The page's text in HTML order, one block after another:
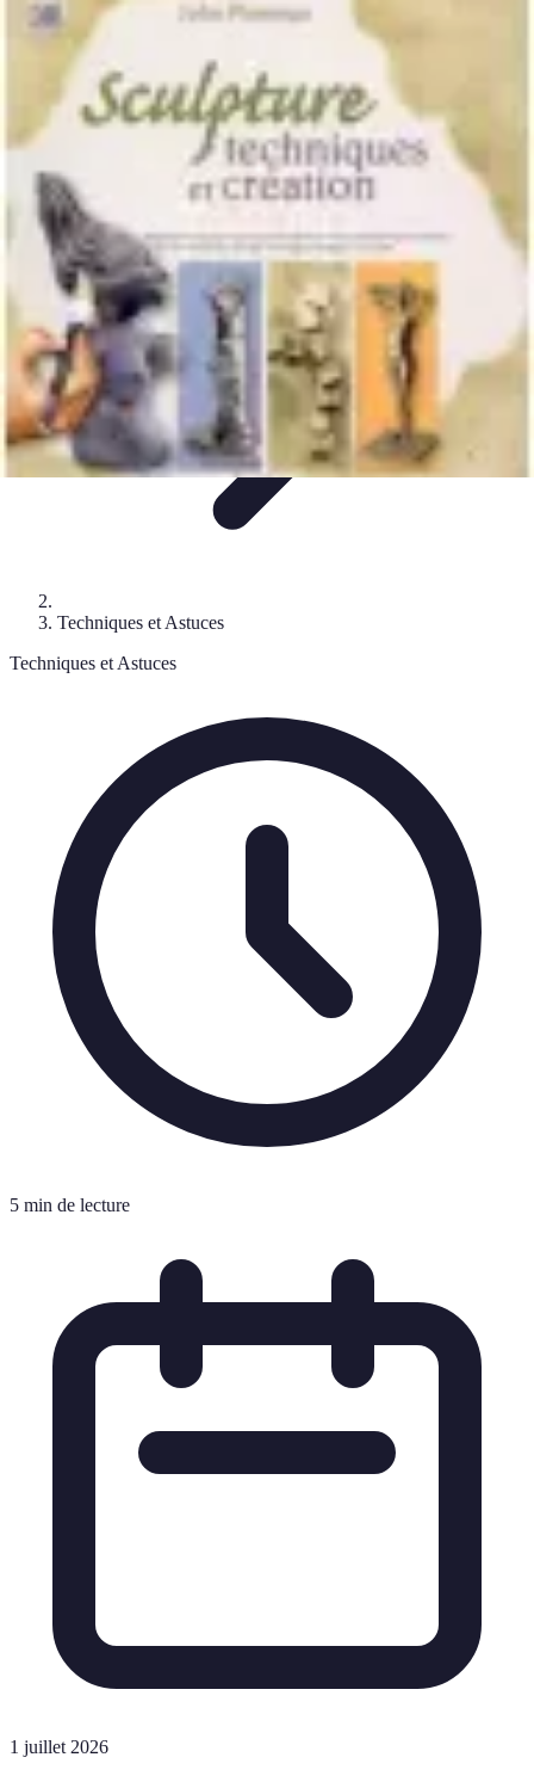
Astuces Rubik Cube
Astuces et Techniques
Techniques de Speedcubing
Techniques et Astuces
Astuces Rubik Cube
Techniques et Astuces
Techniques et Astuces
5 min de lecture
1 juillet 2026